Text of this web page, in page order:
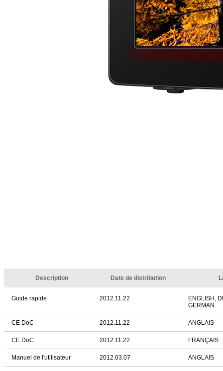
Description Date de distribution
Guide rapide 2012.11.22
ENGLISH,
GERMAN
CE DoC 2012.11.22 ANGLAIS
CE DoC 2012.11.22 FRANÇAIS
Manuel de l'utilisateur 2012.03.07 ANGLAIS